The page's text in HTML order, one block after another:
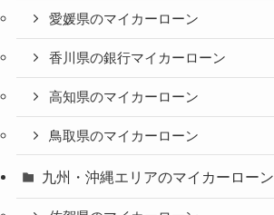
愛媛県のマイカーローン
香川県の銀行マイカーローン
高知県のマイカーローン
鳥取県のマイカーローン
九州・沖縄エリアのマイカーローン